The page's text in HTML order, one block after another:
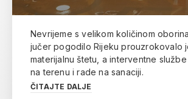
Nevrijeme s velikom količinom
jučer pogodilo Rijeku prouzrokovalo
materijalnu štetu, a interventne
na terenu i rade na sanaciji.
ČITAJTE DALJE